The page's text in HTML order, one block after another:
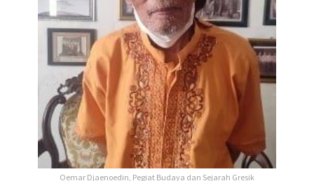
Oemar Djaenoedin, Pegiat Budaya dan Sejarah Gresik